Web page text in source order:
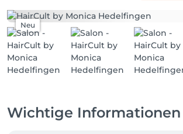
Neu
Wichtige Informationen